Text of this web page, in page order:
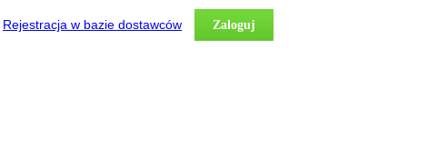
Rejestracja w bazie dostawców Zaloguj